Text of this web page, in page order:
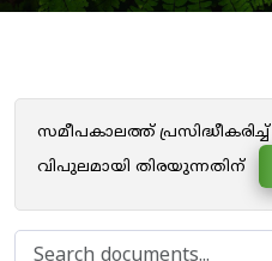
സമീപകാലത്ത് പ്രസിദ്ധീകരിച്ച്
വിപുലമായി തിരയുന്നതിന്